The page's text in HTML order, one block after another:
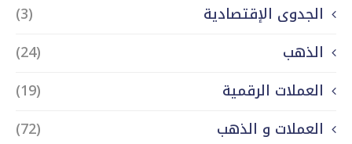
الجدوى الإقتصادية
(3)
الذهب
(24)
العملات الرقمية
(19)
العملات و الذهب
(72)